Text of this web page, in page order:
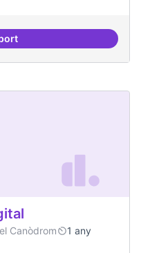
el retorn
Canòdrom
1 any